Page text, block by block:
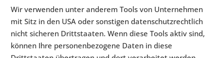
Wir verwenden unter anderem Tools von Unternehmen
mit Sitz in den USA oder sonstigen datenschutzrechtlich
nicht sicheren Drittstaaten. Wenn diese Tools aktiv sind,
können Ihre personenbezogene Daten in diese